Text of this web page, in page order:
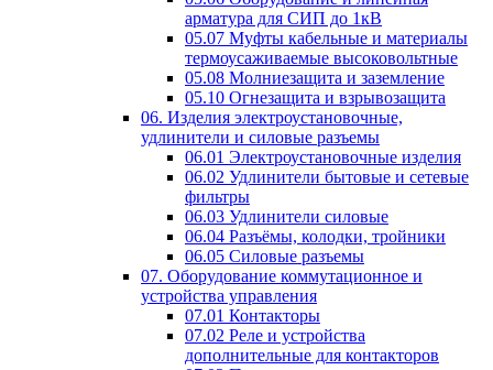
арматура для СИП до 1кВ
05.07 Муфты кабельные и материалы
термоусаживаемые высоковольтные
05.08 Молниезащита и заземление
05.10 Огнезащита и взрывозащита
06. Изделия электроустановочные,
удлинители и силовые разъемы
06.01 Электроустановочные изделия
06.02 Удлинители бытовые и сетевые
фильтры
06.03 Удлинители силовые
06.04 Разъёмы, колодки, тройники
06.05 Силовые разъемы
07. Оборудование коммутационное и
устройства управления
07.01 Контакторы
07.02 Реле и устройства
дополнительные для контакторов